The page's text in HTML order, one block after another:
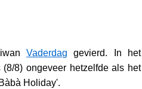
Vaderdag gevierd. In het
8) ongeveer hetzelfde als het
Holiday'.